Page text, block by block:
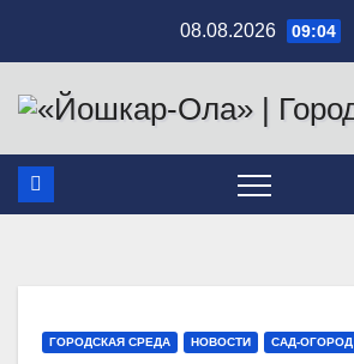
содержимому
08.08.2026 09:04
ГОРОДСКАЯ СРЕДА НОВОСТИ САД-ОГОРОД